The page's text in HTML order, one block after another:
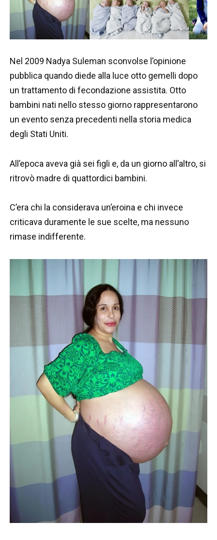
Nel 2009 Nadya Suleman sconvolse l’opinione
pubblica quando diede alla luce otto gemelli dopo
un trattamento di fecondazione assistita. Otto
bambini nati nello stesso giorno rappresentarono
un evento senza precedenti nella storia medica
degli Stati Uniti.
All’epoca aveva già sei figli e, da un giorno all’altro, si
ritrovò madre di quattordici bambini.
C’era chi la considerava un’eroina e chi invece
criticava duramente le sue scelte, ma nessuno
rimase indifferente.